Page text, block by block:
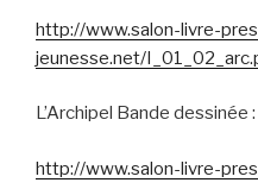
http://www.salon-livre-
jeunesse.net/
L’Archipel Bande
http://www.salon-livre-